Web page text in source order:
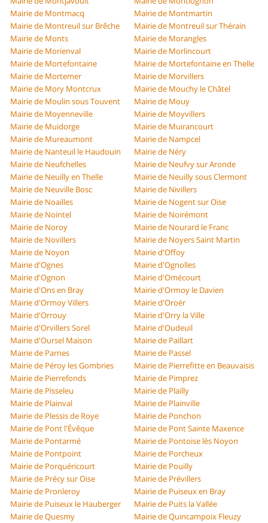
Mairie de Montmacq
Mairie de Montmartin
Mairie de Montreuil sur Brêche
Mairie de Montreuil sur Thérain
Mairie de Monts
Mairie de Morangles
Mairie de Morienval
Mairie de Morlincourt
Mairie de Mortefontaine
Mairie de Mortefontaine en Thelle
Mairie de Mortemer
Mairie de Morvillers
Mairie de Mory Montcrux
Mairie de Mouchy le Châtel
Mairie de Moulin sous Touvent
Mairie de Mouy
Mairie de Moyenneville
Mairie de Moyvillers
Mairie de Muidorge
Mairie de Muirancourt
Mairie de Mureaumont
Mairie de Nampcel
Mairie de Nanteuil le Haudouin
Mairie de Néry
Mairie de Neufchelles
Mairie de Neufvy sur Aronde
Mairie de Neuilly en Thelle
Mairie de Neuilly sous Clermont
Mairie de Neuville Bosc
Mairie de Nivillers
Mairie de Noailles
Mairie de Nogent sur Oise
Mairie de Nointel
Mairie de Noirémont
Mairie de Noroy
Mairie de Nourard le Franc
Mairie de Novillers
Mairie de Noyers Saint Martin
Mairie de Noyon
Mairie d'Offoy
Mairie d'Ognes
Mairie d'Ognolles
Mairie d'Ognon
Mairie d'Omécourt
Mairie d'Ons en Bray
Mairie d'Ormoy le Davien
Mairie d'Ormoy Villers
Mairie d'Oroër
Mairie d'Orrouy
Mairie d'Orry la Ville
Mairie d'Orvillers Sorel
Mairie d'Oudeuil
Mairie d'Oursel Maison
Mairie de Paillart
Mairie de Parnes
Mairie de Passel
Mairie de Péroy les Gombries
Mairie de Pierrefitte en Beauvaisis
Mairie de Pierrefonds
Mairie de Pimprez
Mairie de Pisseleu
Mairie de Plailly
Mairie de Plainval
Mairie de Plainville
Mairie de Plessis de Roye
Mairie de Ponchon
Mairie de Pont l'Évêque
Mairie de Pont Sainte Maxence
Mairie de Pontarmé
Mairie de Pontoise lès Noyon
Mairie de Pontpoint
Mairie de Porcheux
Mairie de Porquéricourt
Mairie de Pouilly
Mairie de Précy sur Oise
Mairie de Prévillers
Mairie de Pronleroy
Mairie de Puiseux en Bray
Mairie de Puiseux le Hauberger
Mairie de Puits la Vallée
Mairie de Quesmy
Mairie de Quincampoix Fleuzy